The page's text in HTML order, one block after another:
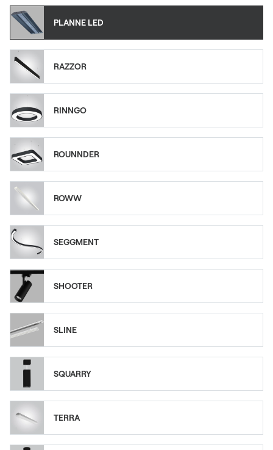
PLANNE LED
RAZZOR
RINNGO
ROUNNDER
ROWW
SEGGMENT
SHOOTER
SLINE
SQUARRY
TERRA